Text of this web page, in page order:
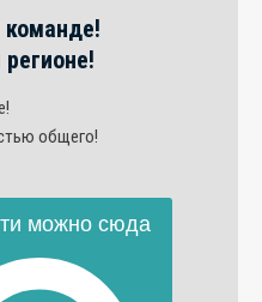
общего!
можно сюда